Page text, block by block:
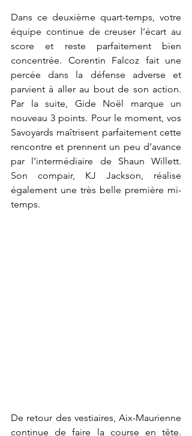
Dans ce deuxième quart-temps, votre
équipe continue de creuser l’écart au
score et reste parfaitement bien
concentrée. Corentin Falcoz fait une
percée dans la défense adverse et
parvient à aller au bout de son action.
Par la suite, Gide Noël marque un
nouveau 3 points. Pour le moment, vos
Savoyards maîtrisent parfaitement cette
rencontre et prennent un peu d’avance
par l’intermédiaire de Shaun Willett.
Son compair, KJ Jackson, réalise
également une très belle première mi-
temps.
De retour des vestiaires, Aix-Maurienne
continue de faire la course en tête.